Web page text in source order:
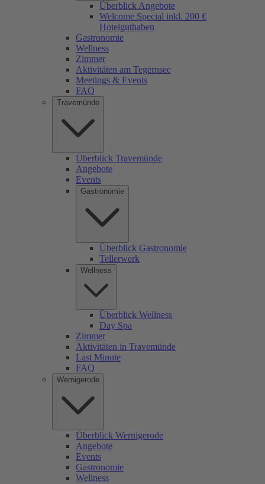
Überblick Angebote
Welcome Special inkl. 200 €
Hotelguthaben
Gastronomie
Wellness
Zimmer
Aktivitäten am Tegernsee
Meetings & Events
FAQ
Travemünde
Überblick Travemünde
Angebote
Events
Gastronomie
Überblick Gastronomie
Tellerwerk
Wellness
Überblick Wellness
Day Spa
Zimmer
Aktivitäten in Travemünde
Last Minute
FAQ
Wernigerode
Überblick Wernigerode
Angebote
Events
Gastronomie
Wellness